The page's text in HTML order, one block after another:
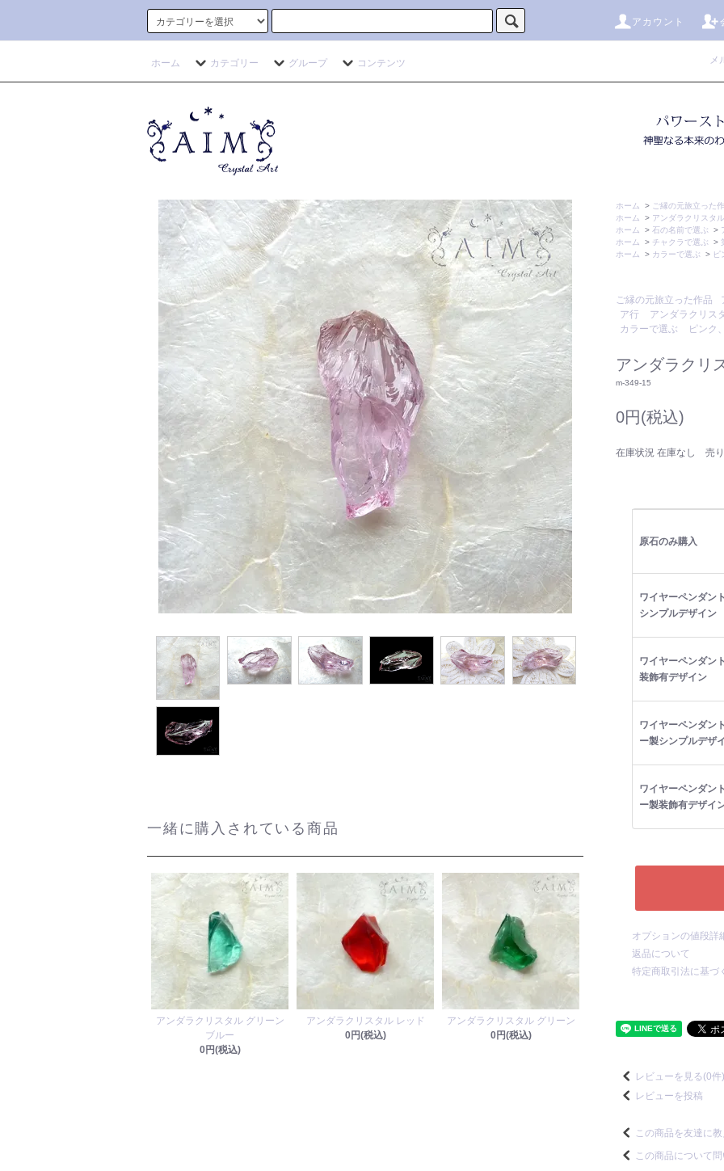
アカウント
ホーム カテゴリー グループ コンテンツ メ
一緒に購入されている商品
アンダラクリスタル グリーン
ブルー
0円(税込)
アンダラクリスタル レッド
0円(税込)
アンダラクリスタル グリーン
0円(税込)
ホーム > ご縁の元旅立った
ホーム
> アンダラクリスタ
ホーム
> 石の名前で選ぶ >
ホーム
> チャクラで選ぶ >
ホーム
> カラーで選ぶ > ピ
ご縁の元旅立った作品
ア行
アンダラクリス
カラーで選ぶ
ピンク
アンダラクリ
m-349-15
0円(税込)
在庫状況 在庫なし 売
原石のみ購入
ワイヤーペンダン
シンプルデザイン
ワイヤーペンダン
装飾有デザイン
ワイヤーペンダン
ー製シンプルデザ
ワイヤーペンダン
ー製装飾有デザイ
オプションの値段詳
返品について
特定商取引法に基づ
レビューを見る(0件)
レビューを投稿
この商品を友達に
この商品について